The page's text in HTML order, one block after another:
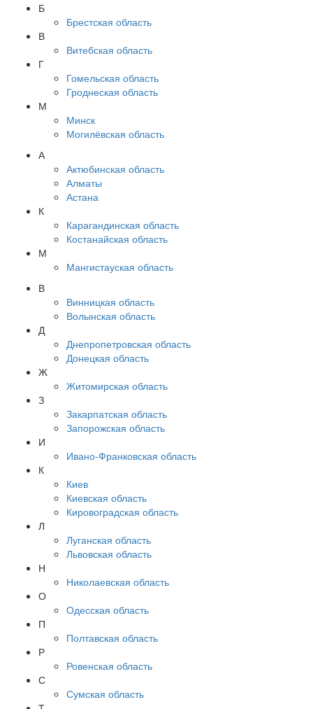
Б
Брестская область
В
Витебская область
Г
Гомельская область
Гроднеская область
М
Минск
Могилёвская область
А
Актюбинская область
Алматы
Астана
К
Карагандинская область
Костанайская область
М
Мангистауская область
В
Винницкая область
Волынская область
Д
Днепропетровская область
Донецкая область
Ж
Житомирская область
З
Закарпатская область
Запорожская область
И
Ивано-Франковская область
К
Киев
Киевская область
Кировоградская область
Л
Луганская область
Львовская область
Н
Николаевская область
О
Одесская область
П
Полтавская область
Р
Ровенская область
С
Сумская область